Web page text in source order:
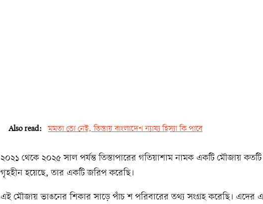
Also read: মমতা তো নেই, তিস্তায় বাংলাদেশ ন্যায্য হিস্যা কি পাবে
২০২১ থেকে ২০২৫ সাল পর্যন্ত তিস্তাপারের গতিয়াশাম নামক একটি মৌজায়
গৃহহীন হয়েছে, তার একটি জরিপ করেছি।
এই মৌজায় ভাঙনের শিকার সাড়ে পাঁচ শ পরিবারের তথ্য সংগ্রহ করেছি।